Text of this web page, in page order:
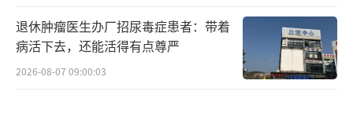
退休肿瘤医生办厂招尿毒症患者：带着
病活下去，还能活得有点尊严
2026-08-07 09:00:03